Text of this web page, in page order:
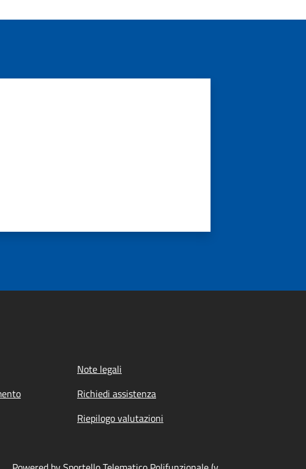
Note legali
Richiedi assistenza
Riepilogo valutazioni